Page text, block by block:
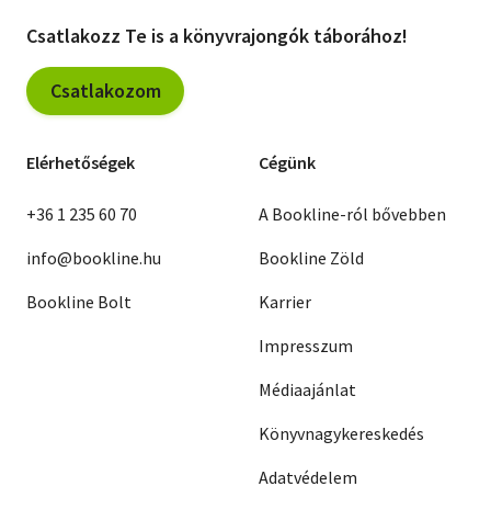
Csatlakozz Te is a könyvrajongók táborához!
Csatlakozom
Elérhetőségek
+36 1 235 60 70
info@bookline.hu
Bookline Bolt
Cégünk
A Bookline-ról bővebben
Bookline Zöld
Karrier
Impresszum
Médiaajánlat
Könyvnagykereskedés
Adatvédelem